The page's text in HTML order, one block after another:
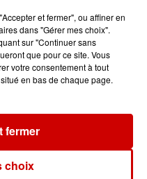
votre balade
et fermer", ou affiner en
dans "Gérer mes choix".
sur "Continuer sans
que pour ce site. Vous
votre consentement à tout
en bas de chaque page.
choix
fermer